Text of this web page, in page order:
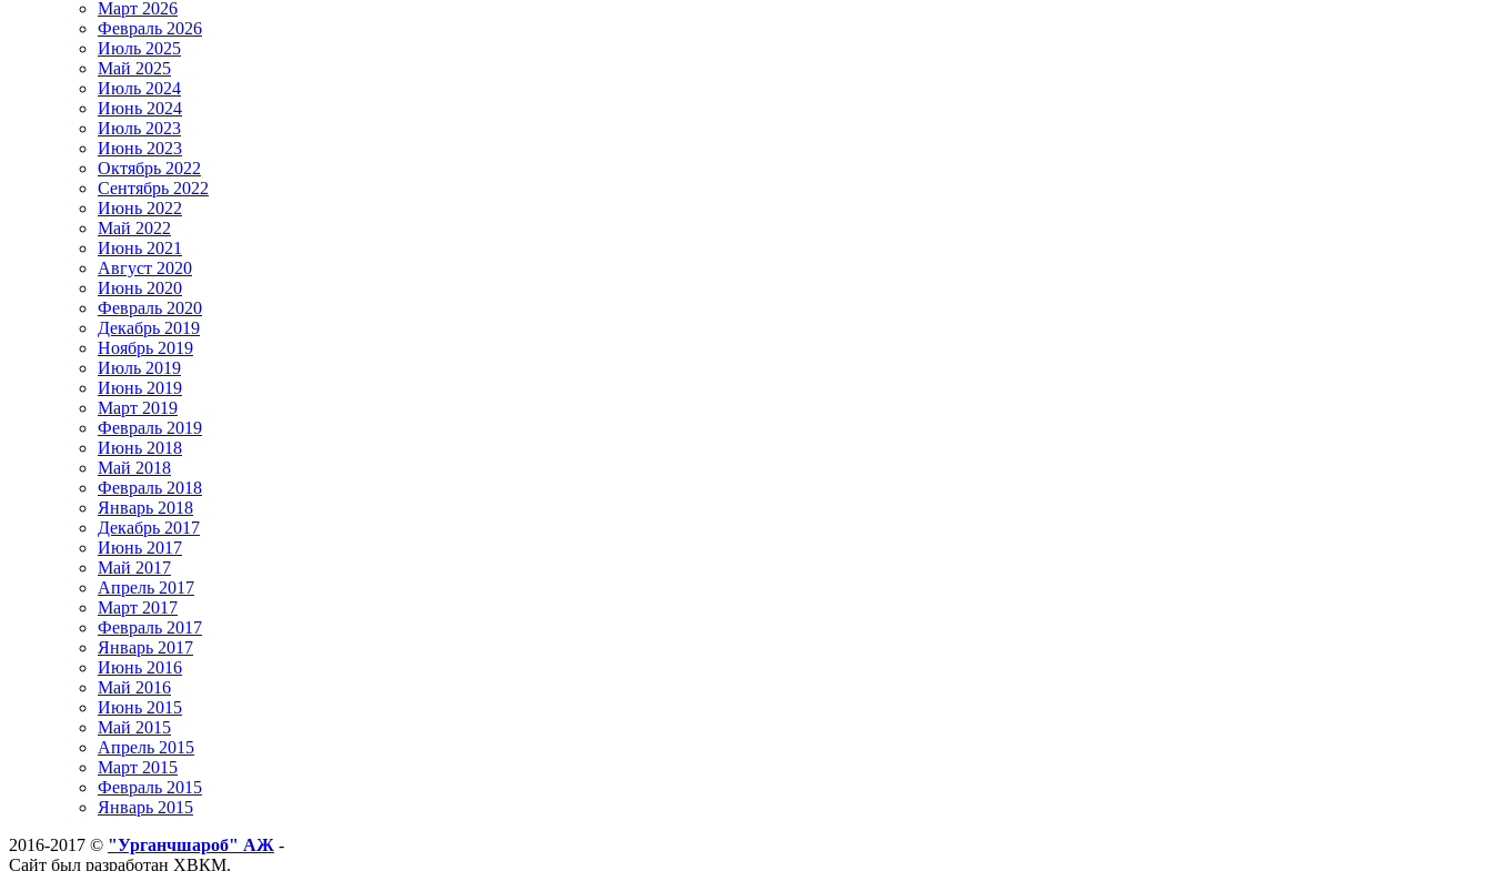
Март 2026
Февраль 2026
Июль 2025
Май 2025
Июль 2024
Июнь 2024
Июль 2023
Июнь 2023
Октябрь 2022
Сентябрь 2022
Июнь 2022
Май 2022
Июнь 2021
Август 2020
Июнь 2020
Февраль 2020
Декабрь 2019
Ноябрь 2019
Июль 2019
Июнь 2019
Март 2019
Февраль 2019
Июнь 2018
Май 2018
Февраль 2018
Январь 2018
Декабрь 2017
Июнь 2017
Май 2017
Апрель 2017
Март 2017
Февраль 2017
Январь 2017
Июнь 2016
Май 2016
Июнь 2015
Май 2015
Апрель 2015
Март 2015
Февраль 2015
Январь 2015
2016-2017 © "Урганчшароб" АЖ -
Сайт был разработан ХВКМ.